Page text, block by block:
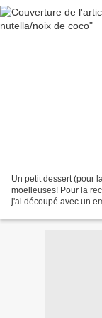
Un petit dessert (pour
moelleuses! Pour la
j'ai découpé avec un